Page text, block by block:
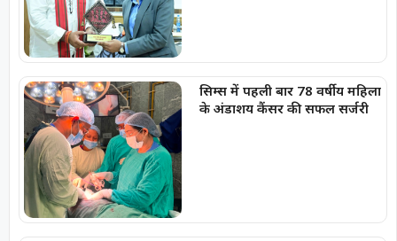
सिम्स में पहली बार 78 वर्षीय महिला
के अंडाशय कैंसर की सफल सर्जरी